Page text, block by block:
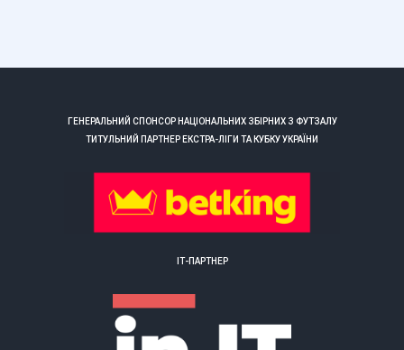
ГЕНЕРАЛЬНИЙ СПОНСОР НАЦІОНАЛЬНИХ ЗБІРНИХ З ФУТЗАЛУ
ТИТУЛЬНИЙ ПАРТНЕР ЕКСТРА-ЛІГИ ТА КУБКУ УКРАЇНИ
ІТ-ПАРТНЕР